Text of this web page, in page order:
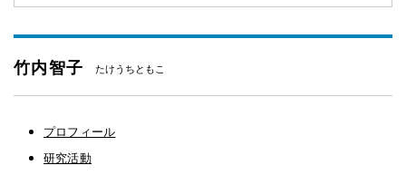
竹内智子 たけうちともこ
プロフィール
研究活動